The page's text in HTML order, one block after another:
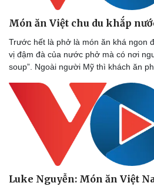
Món ăn Việt chu du khắp
Trước hết là phở là món ăn khá ngon
vị đậm đà của nước phở mà có nơi
soup”. Ngoài người Mỹ thì khách ăn
Luke Nguyễn: Món ăn Việt